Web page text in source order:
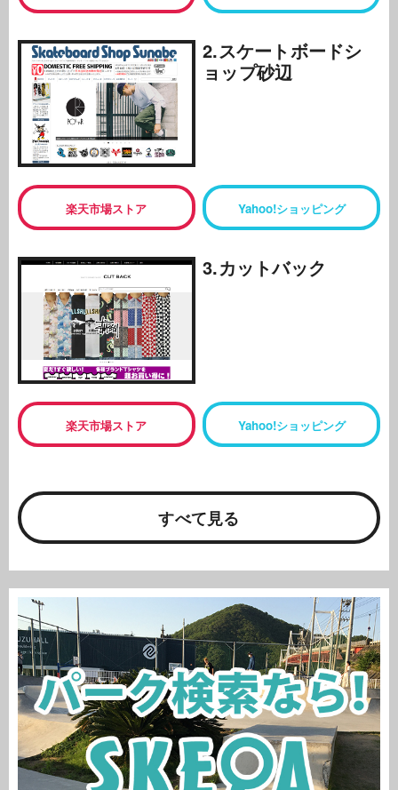
2.スケートボードシ
ョップ砂辺
楽天市場ストア Yahoo!ショッピング
3.カットバック
楽天市場ストア Yahoo!ショッピング
すべて見る